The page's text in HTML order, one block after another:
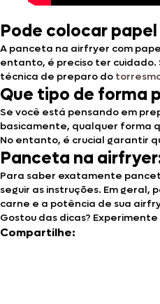
Pode colocar
A panceta na airfryer com
entanto, é preciso ter
técnica de preparo do
Que tipo de forma
Se você está pensando em
basicamente, qualquer forma
No entanto, é crucial garantir
Panceta na
Para saber exatamente
seguir as instruções. Em geral,
carne e a potência de sua
Gostou das dicas?
Compartilhe: